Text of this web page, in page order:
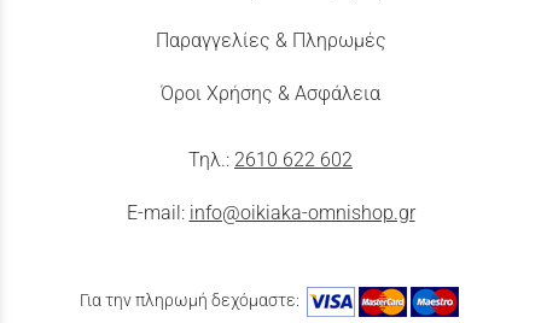
Παραγγελίες & Πληρωμές
Όροι Χρήσης & Ασφάλεια
Τηλ.: 2610 622 602
E-mail: info@oikiaka-omnishop.gr
Για την πληρωμή δεχόμαστε: